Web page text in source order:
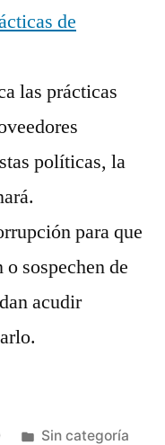
de
las prácticas
políticas, la
para que
o sospechen de
acudir
Publicada
Sin categoría